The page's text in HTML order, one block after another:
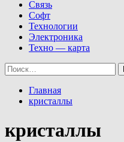
Связь
Софт
Технологии
Электроника
Техно — карта
Найти:
Главная
кристаллы
кристаллы